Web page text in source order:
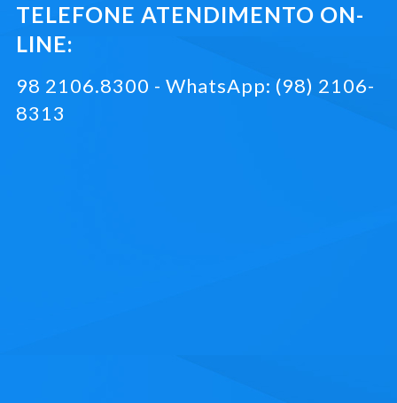
TELEFONE ATENDIMENTO ON-
LINE:
98 2106.8300 - WhatsApp: (98) 2106-
8313